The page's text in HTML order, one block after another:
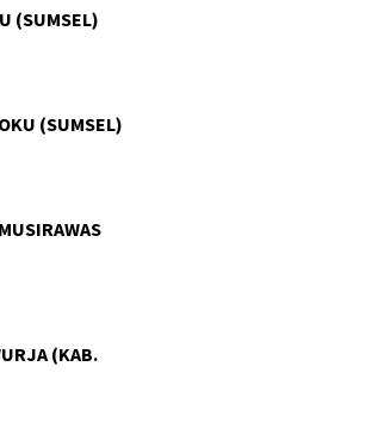
(SUMSEL)
(SUMSEL)
(KAB.